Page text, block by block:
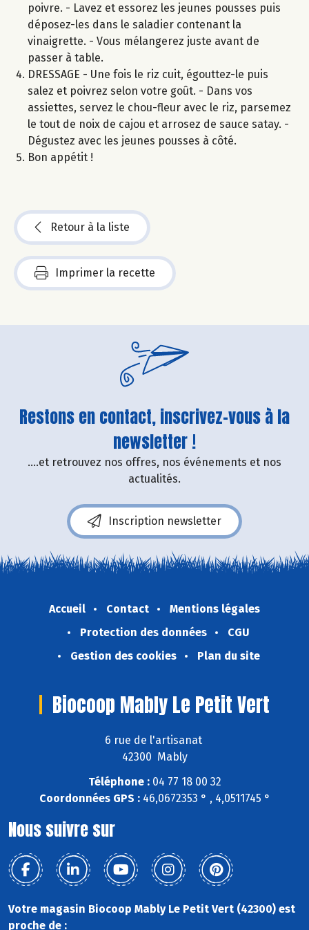
poivre. - Lavez et essorez les jeunes pousses puis
déposez-les dans le saladier contenant la
vinaigrette. - Vous mélangerez juste avant de
passer à table.
DRESSAGE - Une fois le riz cuit, égouttez-le puis
salez et poivrez selon votre goût. - Dans vos
assiettes, servez le chou-fleur avec le riz, parsemez
le tout de noix de cajou et arrosez de sauce satay. -
Dégustez avec les jeunes pousses à côté.
Bon appétit !
Retour à la liste
Imprimer la recette
Restons en contact, inscrivez-vous à la
newsletter !
....et retrouvez nos offres, nos événements et nos
actualités.
Inscription newsletter
Accueil Contact
Mentions légales
Protection des données
CGU
Gestion des cookies
Plan du site
Biocoop Mably Le Petit Vert
6 rue de l'artisanat
42300 Mably
Téléphone :04 77 18 00 32
Coordonnées GPS :46,0672353 ° , 4,0511745 °
Nous suivre sur
Votre magasin Biocoop Mably Le Petit Vert (42300) est
proche de :